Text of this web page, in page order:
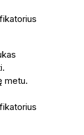
metu.